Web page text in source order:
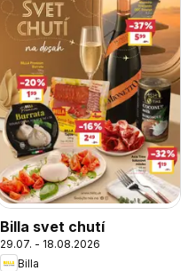
Billa svet chutí
29.07. - 18.08.2026
Billa